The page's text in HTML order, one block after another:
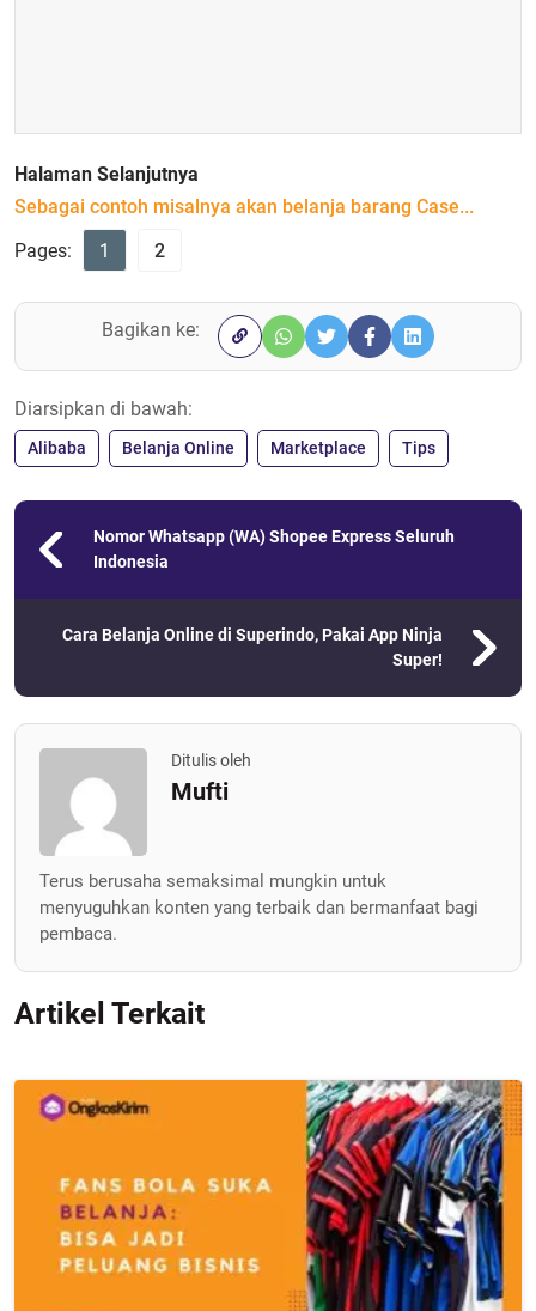
Halaman Selanjutnya
Sebagai contoh misalnya akan belanja barang Case...
Pages:
1 2
Bagikan ke:
Diarsipkan di bawah:
Alibaba Belanja Online Marketplace Tips
Nomor Whatsapp (WA) Shopee Express Seluruh
Indonesia
Cara Belanja Online di Superindo, Pakai App Ninja
Super!
Ditulis oleh
Mufti
Terus berusaha semaksimal mungkin untuk
menyuguhkan konten yang terbaik dan bermanfaat bagi
pembaca.
Artikel Terkait